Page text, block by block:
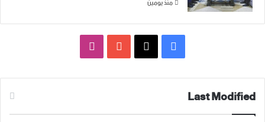
فيسبوك ‫YouTube
Last Modified